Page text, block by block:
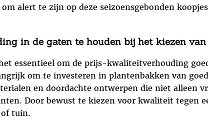
alert te zijn op deze seizoensgebonden
in de gaten te houden bij het kiezen van
essentieel om de prijs-kwaliteitverhouding
om te investeren in plantenbakken van
en doordachte ontwerpen die niet alleen
Door bewust te kiezen voor kwaliteit tegen
of tuin.